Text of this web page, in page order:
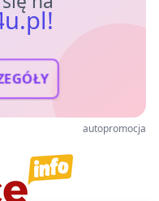
autopromocja